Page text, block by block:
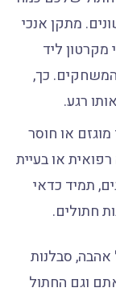
מתקן אנכי
ליד
כך,
רגע.
או חוסר
או בעיית
תמיד כדאי
חתולים.
סבלנות
וגם החתול